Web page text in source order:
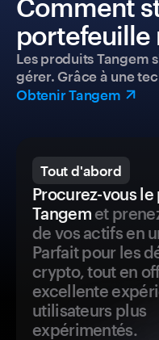
Comment
portefeuille
Les produits Tangem
gérer. Grâce à une
Obtenir Tangem
Tout d'abord
Procurez-vous
Tangemet
de vos actifs en
Parfait pour les
crypto, tout en
excellente
utilisateurs plus
expérimentés.